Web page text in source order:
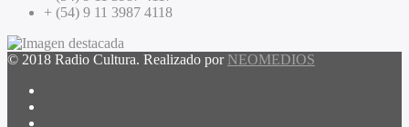
+ (54) 9 11 3987 4118
© 2018 Radio Cultura. Realizado por NEOMEDIOS